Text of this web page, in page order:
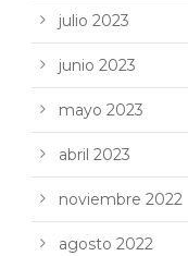
julio 2023
junio 2023
mayo 2023
abril 2023
noviembre 2022
agosto 2022